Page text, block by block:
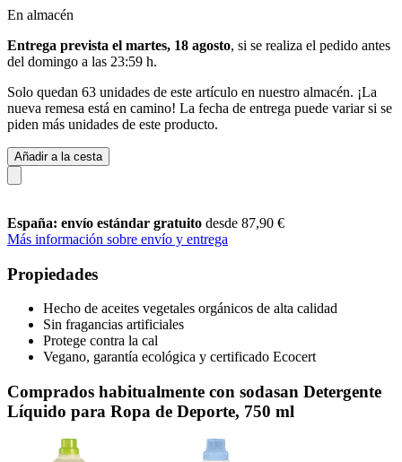
En almacén
Entrega prevista el martes, 18 agosto, si se realiza el pedido antes
del domingo a las 23:59 h.
Solo quedan 63 unidades de este artículo en nuestro almacén. ¡La
nueva remesa está en camino! La fecha de entrega puede variar si se
piden más unidades de este producto.
Añadir a la cesta
España: envío estándar gratuito desde 87,90 €
Más información sobre envío y entrega
Propiedades
Hecho de aceites vegetales orgánicos de alta calidad
Sin fragancias artificiales
Protege contra la cal
Vegano, garantía ecológica y certificado Ecocert
Comprados habitualmente con sodasan Detergente
Líquido para Ropa de Deporte, 750 ml